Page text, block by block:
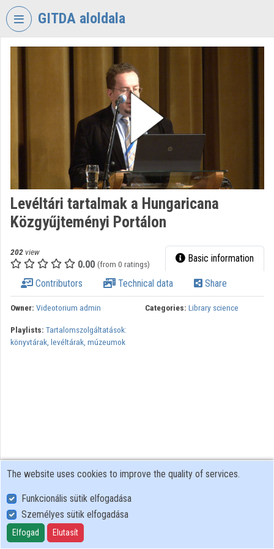
Skip header
GITDA aloldala
GOVERNMENTAL
INFORMATION-
AGENCY
Organization home
Organization discovery
Categories
Organizations
Contributors
Levéltári tartalmak a Hungaricana
Közgyűjteményi Portálon
202 view
0.00 (from 0 ratings) Basic information
Contributors Technical data Share
Owner: Videotorium admin Categories: Library science
Playlists: Tartalomszolgáltatások:
könyvtárak, levéltárak, múzeumok
User Policy
Adatkezelési tájékoztató (en)
Cookie Policy
The website uses cookies to improve the quality of services.
Funkcionális sütik elfogadása
Személyes sütik elfogadása
Elfogad Elutasít